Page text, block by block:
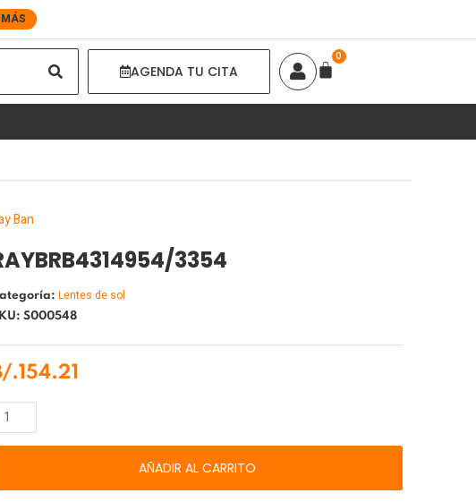
SEARCH
AGENDA TU CITA
Ban
3354
Lentes de sol
S000548
.154.21
RAYBRB4314954/3354
AÑADIR AL CARRITO